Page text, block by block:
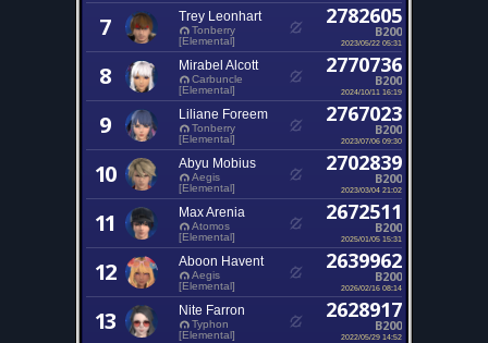
7 Trey Leonhart
Tonberry
[Elemental]
2782605
B200
2023/05/22 05:31
8 Mirabel Alcott
Carbuncle
[Elemental]
2770736
B200
2024/10/11 16:19
9 Liliane Foreem
Tonberry
[Elemental]
2767023
B200
2023/07/06 09:30
10 Abyu Mobius
Aegis
[Elemental]
2702839
B200
2023/03/04 21:02
11 Max Arenia
Atomos
[Elemental]
2672511
B200
2025/01/05 15:31
12 Aboon Havent
Aegis
[Elemental]
2639962
B200
2026/02/16 08:14
13 Nite Farron
Typhon
[Elemental]
2628917
B200
2022/05/29 14:52